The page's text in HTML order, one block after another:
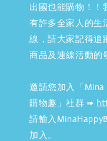
出國也能購物！！
有許多全家人的生
線，請大家記得追
商品及連線活動的
邀請您加入「Mina
購物趣」社群 ➠
請輸入
加入。